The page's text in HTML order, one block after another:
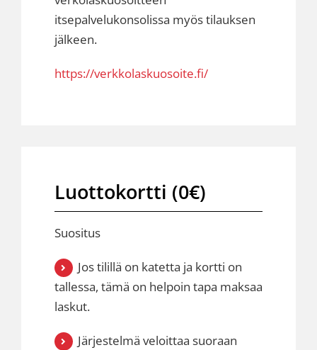
itsepalvelukonsolissa myös tilauksen
jälkeen.
https://verkkolaskuosoite.fi/
Luottokortti (0€)
Suositus
Jos tilillä on katetta ja kortti on
tallessa, tämä on helpoin tapa maksaa
laskut.
Järjestelmä veloittaa suoraan